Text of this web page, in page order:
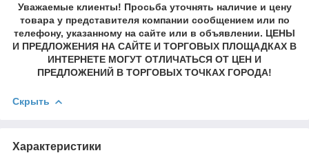
Уважаемые клиенты! Просьба уточнять наличие и цену
товара у представителя компании сообщением или по
телефону, указанному на сайте или в объявлении. ЦЕНЫ
И ПРЕДЛОЖЕНИЯ НА САЙТЕ И ТОРГОВЫХ ПЛОЩАДКАХ В
ИНТЕРНЕТЕ МОГУТ ОТЛИЧАТЬСЯ ОТ ЦЕН И
ПРЕДЛОЖЕНИЙ В ТОРГОВЫХ ТОЧКАХ ГОРОДА!
Скрыть
Характеристики